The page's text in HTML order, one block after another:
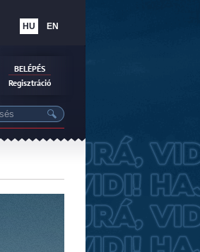
HU EN
BELÉPÉS
Regisztráció